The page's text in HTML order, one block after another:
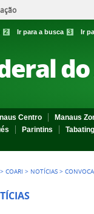
2 Ir para a busca 3 Ir
Centro Manaus
Parintins
>COARI > NOTÍCIAS >